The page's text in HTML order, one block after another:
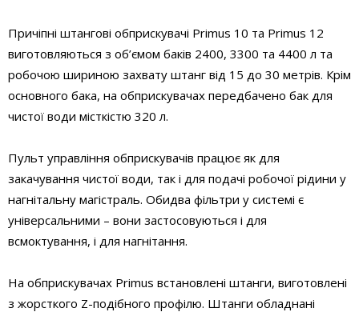
Причіпні штангові обприскувачі Primus 10 та Primus 12
виготовляються з об’ємом баків 2400, 3300 та 4400 л та
робочою шириною захвату штанг від 15 до 30 метрів. Крім
основного бака, на обприскувачах передбачено бак для
чистої води місткістю 320 л.
Пульт управління обприскувачів працює як для
закачування чистої води, так і для подачі робочої рідини у
нагнітальну магістраль. Обидва фільтри у системі є
універсальними – вони застосовуються і для
всмоктування, і для нагнітання.
На обприскувачах Primus встановлені штанги, виготовлені
з жорсткого Z-подібного профілю. Штанги обладнані